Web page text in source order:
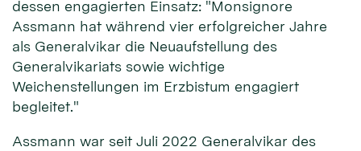
dessen engagierten Einsatz: "Monsignore
Assmann hat während vier erfolgreicher Jahre
als Generalvikar die Neuaufstellung des
Generalvikariats sowie wichtige
Weichenstellungen im Erzbistum engagiert
begleitet."
Assmann war seit Juli 2022 Generalvikar des